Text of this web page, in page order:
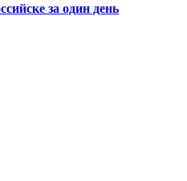
за один день